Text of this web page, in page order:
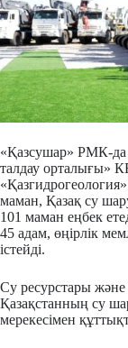
«Қазсушар» РМК-да
талдау орталығы»
маман, Қазақ су
101 маман еңбек
45 адам, өңірлік
істейді.
Су ресурстары
Қазақстанның су
мерекесімен